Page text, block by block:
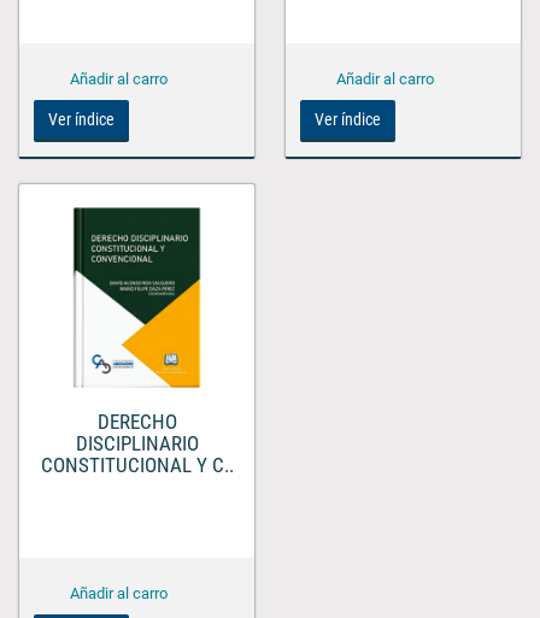
Ver índice Ver índice
DERECHO
DISCIPLINARIO
CONSTITUCIONAL Y C..